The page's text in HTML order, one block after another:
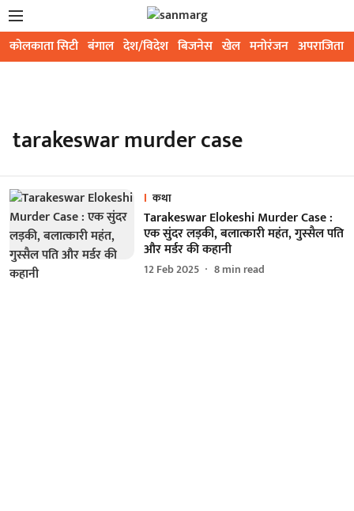
कोलकाता सिटी बंगाल देश/विदेश बिजनेस खेल मनोरंजन अपराजिता
tarakeswar murder case
कथा
Tarakeswar Elokeshi Murder Case :
एक सुंदर लड़की, बलात्कारी महंत, गुस्सैल पति
और मर्डर की कहानी
12 Feb 2025 8min read